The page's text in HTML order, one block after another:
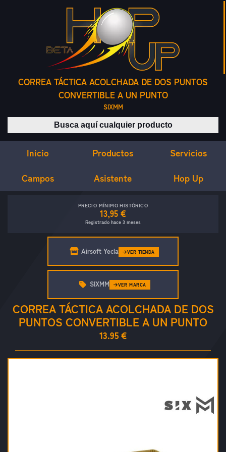
CORREA TÁCTICA ACOLCHADA DE DOS PUNTOS
CONVERTIBLE A UN PUNTO
SIXMM
Buscar productos
Inicio Productos Servicios
Campos Asistente Hop Up
PRECIO MÍNIMO HISTÓRICO
13,95 €
Registrado hace 3 meses
Airsoft Yecla VER TIENDA
CORREA TÁCTICA ACOLCHADA DE DOS
PUNTOS CONVERTIBLE A UN PUNTO
13.95 €
SIXMM VER MARCA